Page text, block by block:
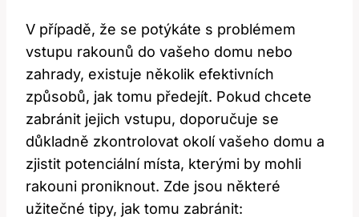
V případě, že se potýkáte s problémem
vstupu rakounů do vašeho domu nebo
zahrady, existuje několik efektivních
způsobů, jak tomu předejít. Pokud chcete
zabránit jejich vstupu, doporučuje se
důkladně zkontrolovat okolí vašeho domu a
zjistit potenciální místa, kterými by mohli
rakouni proniknout. Zde jsou některé
užitečné tipy, jak tomu zabránit: